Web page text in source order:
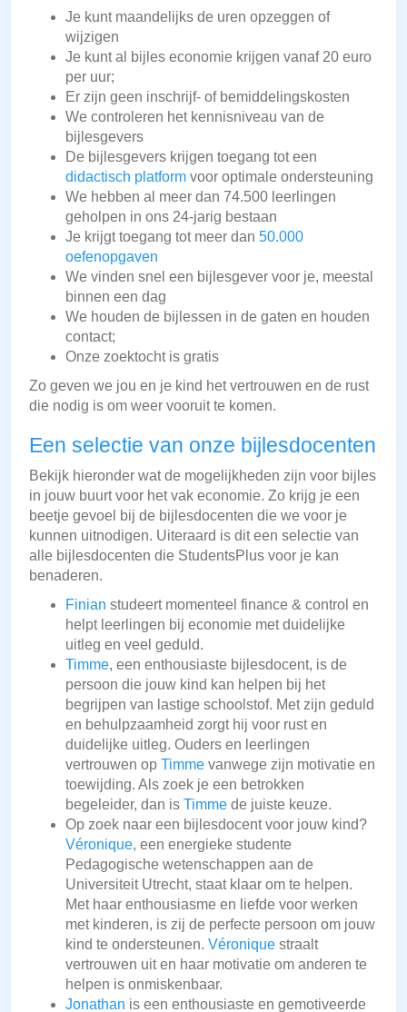
Je kunt maandelijks de uren opzeggen of
wijzigen
Je kunt al bijles economie krijgen vanaf 20 euro
per uur;
Er zijn geen inschrijf- of bemiddelingskosten
We controleren het kennisniveau van de
bijlesgevers
De bijlesgevers krijgen toegang tot een
didactisch platform voor optimale ondersteuning
We hebben al meer dan 74.500 leerlingen
geholpen in ons 24-jarig bestaan
Je krijgt toegang tot meer dan 50.000
oefenopgaven
We vinden snel een bijlesgever voor je, meestal
binnen een dag
We houden de bijlessen in de gaten en houden
contact;
Onze zoektocht is gratis
Zo geven we jou en je kind het vertrouwen en de rust
die nodig is om weer vooruit te komen.
Een selectie van onze bijlesdocenten
Bekijk hieronder wat de mogelijkheden zijn voor bijles
in jouw buurt voor het vak economie. Zo krijg je een
beetje gevoel bij de bijlesdocenten die we voor je
kunnen uitnodigen. Uiteraard is dit een selectie van
alle bijlesdocenten die StudentsPlus voor je kan
benaderen.
Finian studeert momenteel finance & control en
helpt leerlingen bij economie met duidelijke
uitleg en veel geduld.
Timme, een enthousiaste bijlesdocent, is de
persoon die jouw kind kan helpen bij het
begrijpen van lastige schoolstof. Met zijn geduld
en behulpzaamheid zorgt hij voor rust en
duidelijke uitleg. Ouders en leerlingen
vertrouwen op Timme vanwege zijn motivatie en
toewijding. Als zoek je een betrokken
begeleider, dan is Timme de juiste keuze.
Op zoek naar een bijlesdocent voor jouw kind?
Véronique, een energieke studente
Pedagogische wetenschappen aan de
Universiteit Utrecht, staat klaar om te helpen.
Met haar enthousiasme en liefde voor werken
met kinderen, is zij de perfecte persoon om jouw
kind te ondersteunen. Véronique straalt
vertrouwen uit en haar motivatie om anderen te
helpen is onmiskenbaar.
Jonathan is een enthousiaste en gemotiveerde